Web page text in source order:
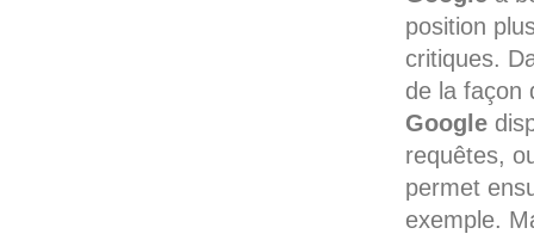
position
critiques.
de la façon
Google
requêtes,
permet
exemple.